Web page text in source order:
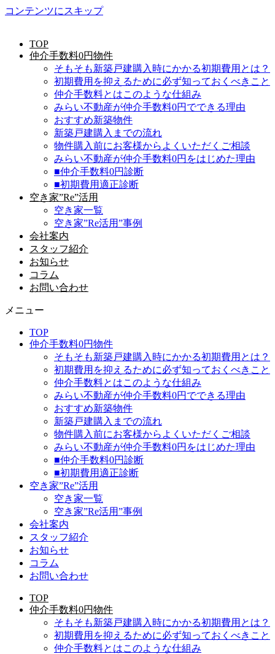
コンテンツにスキップ
TOP
仲介手数料0円物件
そもそも新築戸建購入時にかかる初期費用とは？
初期費用を抑えるために必ず知っておくべきこと
仲介手数料とはこのような仕組み
みらい不動産が仲介手数料0円でできる理由
おすすめ新築物件
新築戸建購入までの流れ
物件購入前にお客様からよくいただくご相談
みらい不動産が仲介手数料0円をはじめた理由
■仲介手数料0円診断
■初期費用適正診断
空き家”Re”活用
空き家一覧
空き家”Re活用”事例
会社案内
スタッフ紹介
お知らせ
コラム
お問い合わせ
メニュー
TOP
仲介手数料0円物件
そもそも新築戸建購入時にかかる初期費用とは？
初期費用を抑えるために必ず知っておくべきこと
仲介手数料とはこのような仕組み
みらい不動産が仲介手数料0円でできる理由
おすすめ新築物件
新築戸建購入までの流れ
物件購入前にお客様からよくいただくご相談
みらい不動産が仲介手数料0円をはじめた理由
■仲介手数料0円診断
■初期費用適正診断
空き家”Re”活用
空き家一覧
空き家”Re活用”事例
会社案内
スタッフ紹介
お知らせ
コラム
お問い合わせ
TOP
仲介手数料0円物件
そもそも新築戸建購入時にかかる初期費用とは？
初期費用を抑えるために必ず知っておくべきこと
仲介手数料とはこのような仕組み